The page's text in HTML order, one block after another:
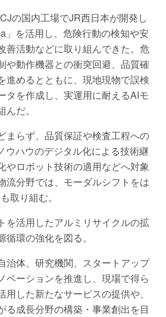
の国内工場でJR西日本が開発し
」を活用し、危険行動の検知や安
善活動などに取り組んできた。危
や動作機器との衝突回避、品質確
進めるとともに、現地現物で誤検
タを作成し、実運用に耐えるAIモ
だ。
まらず、品質保証や検査工程への
ウハウのデジタル化による技術継
やロボット技術の適用などへ対象
流分野では、モーダルシフトをは
取り組む。
を活用したアルミリサイクルの拡
環の強化を図る。
治体、研究機関、スタートアップ
ベーションを推進し、現場で得ら
した新たなサービスの提供や、
る成長分野の構築・事業創出を目